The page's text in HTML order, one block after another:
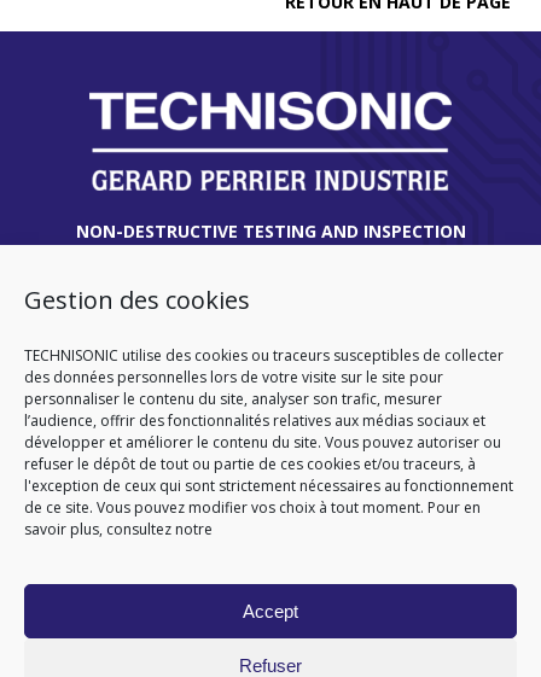
Gestion des cookies
TECHNISONIC utilise des cookies ou traceurs susceptibles de collecter
des données personnelles lors de votre visite sur le site pour
personnaliser le contenu du site, analyser son trafic, mesurer
l’audience, offrir des fonctionnalités relatives aux médias sociaux et
développer et améliorer le contenu du site. Vous pouvez autoriser ou
refuser le dépôt de tout ou partie de ces cookies et/ou traceurs, à
l'exception de ceux qui sont strictement nécessaires au fonctionnement
de ce site. Vous pouvez modifier vos choix à tout moment. Pour en
savoir plus, consultez notre
Accept
Refuser
NON-DESTRUCTIVE TESTING AND INSPECTION
EXPERT | ENGINEERING AND TECHNICAL
THIONVILLE
45 route de Verdun
57180 TERVILLE
FRANCE
Tél. +33 (0)3 82 86 92 13
© 2026